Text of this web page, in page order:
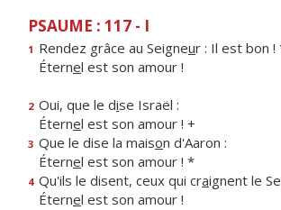
PSAUME : 117 - I
1 Rendez grâce au Seigneur : Il est bon !
Éternel est son amour !
2 Oui, que le dise Israël :
Éternel est son amour ! +
3 Que le dise la maison d'Aaron :
Éternel est son amour ! *
4 Qu'ils le disent, ceux qui craignent le
Éternel est son amour !